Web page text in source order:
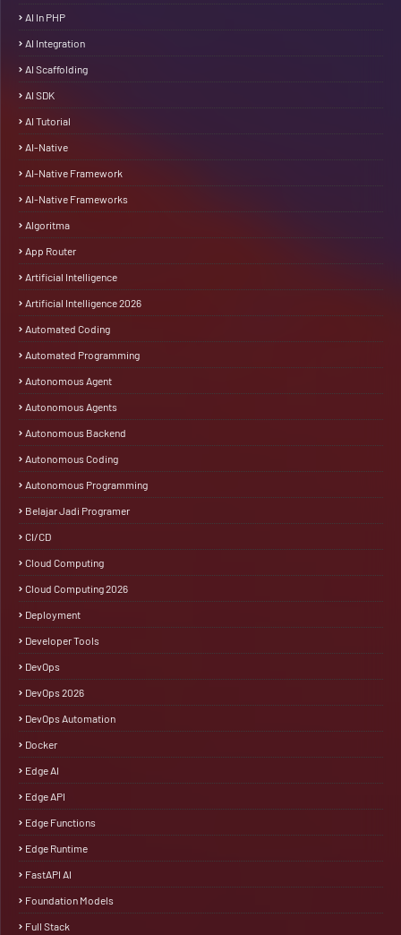
AI In PHP
AI Integration
AI Scaffolding
AI SDK
AI Tutorial
AI-Native
AI-Native Framework
AI-Native Frameworks
Algoritma
App Router
Artificial Intelligence
Artificial Intelligence 2026
Automated Coding
Automated Programming
Autonomous Agent
Autonomous Agents
Autonomous Backend
Autonomous Coding
Autonomous Programming
Belajar Jadi Programer
CI/CD
Cloud Computing
Cloud Computing 2026
Deployment
Developer Tools
DevOps
DevOps 2026
DevOps Automation
Docker
Edge AI
Edge API
Edge Functions
Edge Runtime
FastAPI AI
Foundation Models
Full Stack